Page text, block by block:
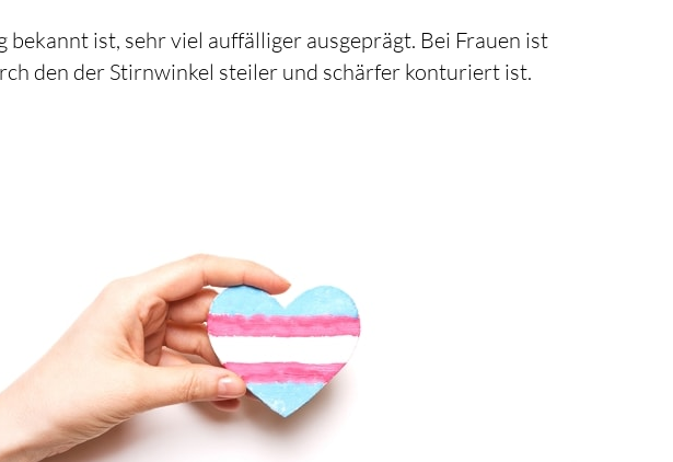
ist, sehr viel auffälliger ausgeprägt. Bei Frauen ist
den der Stirnwinkel steiler und schärfer konturiert ist.